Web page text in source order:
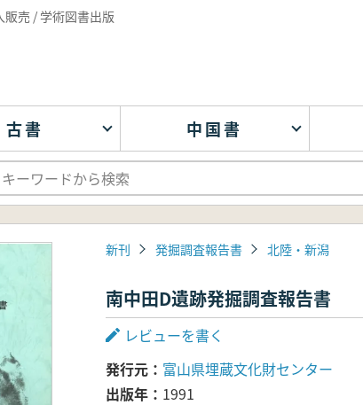
売 / 学術図書出版
古書 中国書
新刊 発掘調査報告書 北陸・新潟
南中田D遺跡発掘調査報告書
レビューを書く
発行元
富山県埋蔵文化財センター
出版年
1991